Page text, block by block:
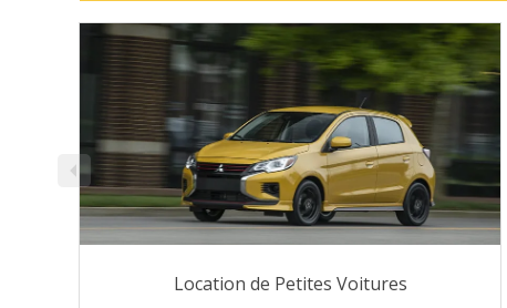
Location de Petites Voitures